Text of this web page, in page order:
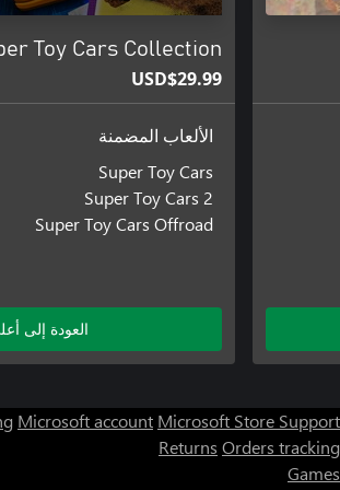
Toy Cars Collection
USD$29.99
الألعاب المضمنة
Super Toy Cars
Super Toy Cars 2
Super Toy Cars Offroad
العودة إلى
Microsoft account Microsoft Store Support
Returns Orders tracking
Games